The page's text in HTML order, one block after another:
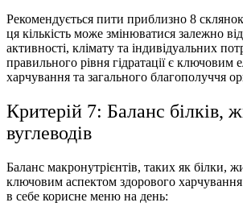
Рекомендується пити приблизно 8
ця кількість може змінюватися залежно
активності, клімату та індивідуальних
правильного рівня гідратації є ключовим
харчування та загального благополуччя
Критерій 7: Баланс білків,
вуглеводів
Баланс макронутрієнтів, таких як білки,
ключовим аспектом здорового
в себе корисне меню на день: